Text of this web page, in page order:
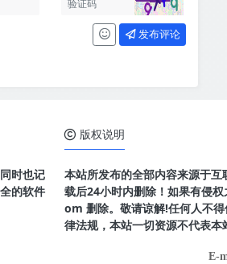
发布评论
时也记
的软件
版权说明
本站所发布的全部内容来源于
载后24小时内删除！如果有侵
om 删除。敬请谅解!任何人不
律法规，本站一切资源不代表本
E-